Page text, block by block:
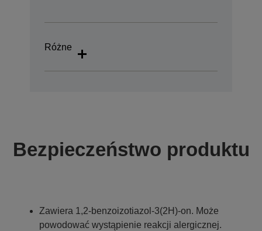
Różne
Bezpieczeństwo produktu
Zawiera 1,2-benzoizotiazol-3(2H)-on. Może
powodować wystąpienie reakcji alergicznej.